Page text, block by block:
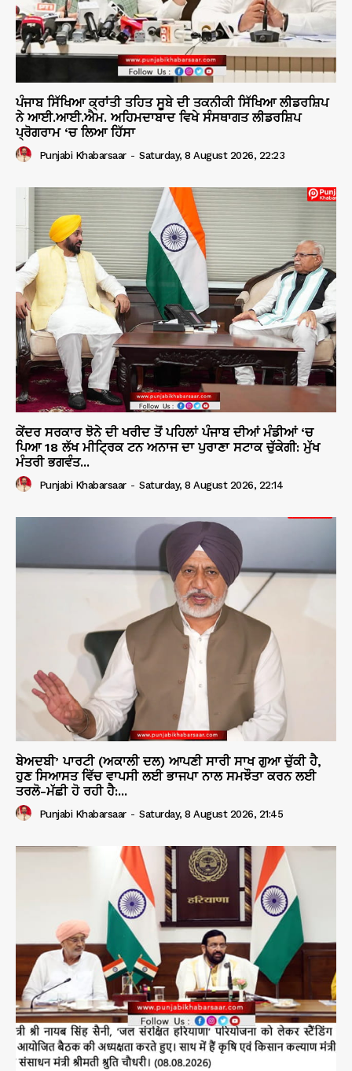
ਪੰਜਾਬ ਸਿੱਖਿਆ ਕ੍ਰਾਂਤੀ ਤਹਿਤ ਸੂਬੇ ਦੀ ਤਕਨੀਕੀ ਸਿੱਖਿਆ ਲੀਡਰਸ਼ਿਪ
ਨੇ ਆਈ.ਆਈ.ਐਮ. ਅਹਿਮਦਾਬਾਦ ਵਿਖੇ ਸੰਸਥਾਗਤ ਲੀਡਰਸ਼ਿਪ
ਪ੍ਰੋਗਰਾਮ ‘ਚ ਲਿਆ ਹਿੱਸਾ
Punjabi Khabarsaar - Saturday, 8 August 2026, 22:23
ਕੇਂਦਰ ਸਰਕਾਰ ਝੋਨੇ ਦੀ ਖਰੀਦ ਤੋਂ ਪਹਿਲਾਂ ਪੰਜਾਬ ਦੀਆਂ ਮੰਡੀਆਂ ‘ਚ
ਪਿਆ 18 ਲੱਖ ਮੀਟ੍ਰਿਕ ਟਨ ਅਨਾਜ ਦਾ ਪੁਰਾਣਾ ਸਟਾਕ ਚੁੱਕੇਗੀ: ਮੁੱਖ
ਮੰਤਰੀ ਭਗਵੰਤ...
Punjabi Khabarsaar - Saturday, 8 August 2026, 22:14
ਬੇਅਦਬੀ’ ਪਾਰਟੀ (ਅਕਾਲੀ ਦਲ) ਆਪਣੀ ਸਾਰੀ ਸਾਖ ਗੁਆ ਚੁੱਕੀ ਹੈ,
ਹੁਣ ਸਿਆਸਤ ਵਿੱਚ ਵਾਪਸੀ ਲਈ ਭਾਜਪਾ ਨਾਲ ਸਮਝੌਤਾ ਕਰਨ ਲਈ
ਤਰਲੋ-ਮੱਛੀ ਹੋ ਰਹੀ ਹੈ:...
Punjabi Khabarsaar - Saturday, 8 August 2026, 21:45